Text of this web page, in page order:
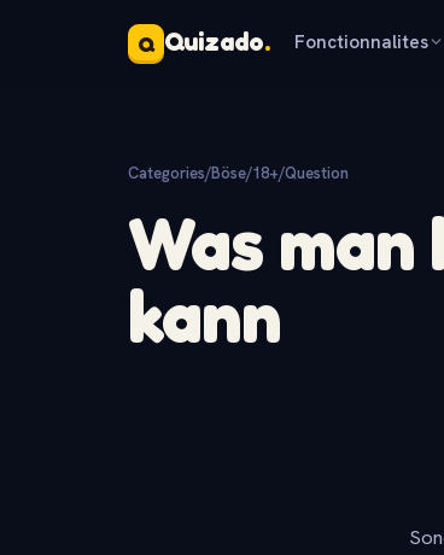
Q Quizado. Fonctionnalites
Categories/Böse/18+/Question
Was man
kann